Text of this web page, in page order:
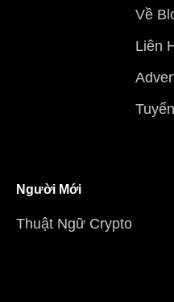
Về
Liên
Người Mới
Thuật Ngữ Crypto